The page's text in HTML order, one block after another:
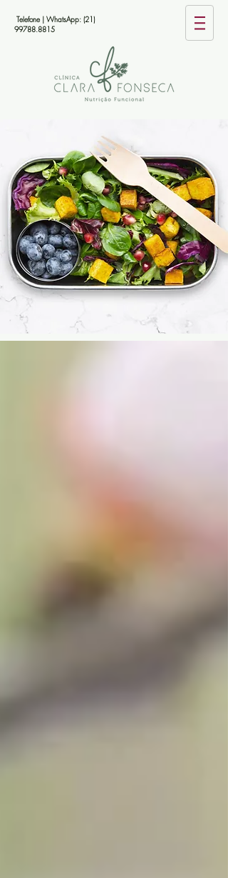
Telefone | WhatsApp: (21)
99788.8815